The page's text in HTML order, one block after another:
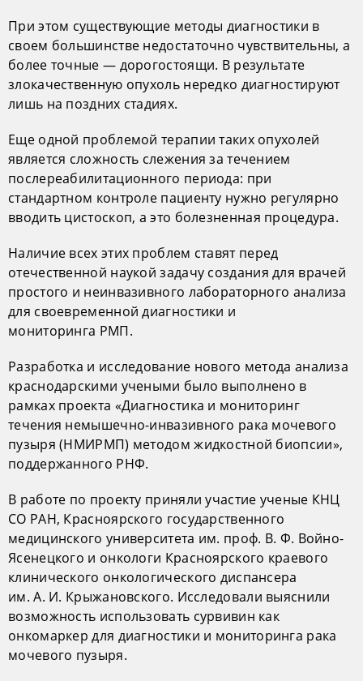
При этом существующие методы диагностики в
своем большинстве недостаточно чувствительны, а
более точные — дорогостоящи. В результате
злокачественную опухоль нередко диагностируют
лишь на поздних стадиях.
Еще одной проблемой терапии таких опухолей
является сложность слежения за течением
послереабилитационного периода: при
стандартном контроле пациенту нужно регулярно
вводить цистоскоп, а это болезненная процедура.
Наличие всех этих проблем ставят перед
отечественной наукой задачу создания для врачей
простого и неинвазивного лабораторного анализа
для своевременной диагностики и
мониторинга РМП.
Разработка и исследование нового метода анализа
краснодарскими учеными было выполнено в
рамках проекта «Диагностика и мониторинг
течения немышечно-инвазивного рака мочевого
пузыря (НМИРМП) методом жидкостной биопсии»,
поддержанного РНФ.
В работе по проекту приняли участие ученые КНЦ
СО РАН, Красноярского государственного
медицинского университета им. проф. В. Ф. Войно-
Ясенецкого и онкологи Красноярского краевого
клинического онкологического диспансера
им. А. И. Крыжановского. Исследовали выяснили
возможность использовать сурвивин как
онкомаркер для диагностики и мониторинга рака
мочевого пузыря.